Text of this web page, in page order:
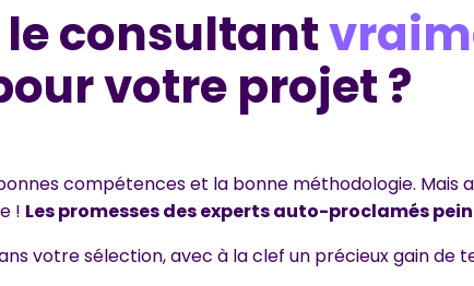
consultant
votre projet ?
compétences et la bonne méthodologie. Mais
! Les promesses des experts auto-proclamés
votre sélection, avec à la clef un précieux gain de